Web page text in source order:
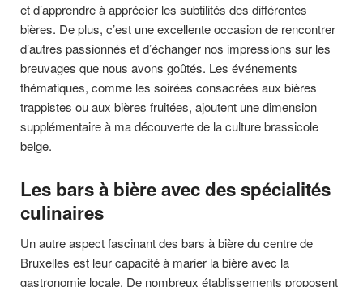
et d’apprendre à apprécier les subtilités des différentes
bières. De plus, c’est une excellente occasion de rencontrer
d’autres passionnés et d’échanger nos impressions sur les
breuvages que nous avons goûtés. Les événements
thématiques, comme les soirées consacrées aux bières
trappistes ou aux bières fruitées, ajoutent une dimension
supplémentaire à ma découverte de la culture brassicole
belge.
Les bars à bière avec des spécialités
culinaires
Un autre aspect fascinant des bars à bière du centre de
Bruxelles est leur capacité à marier la bière avec la
gastronomie locale. De nombreux établissements proposent